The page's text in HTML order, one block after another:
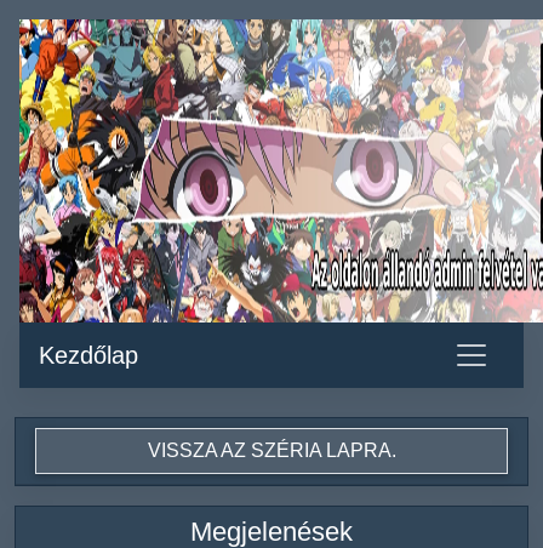
Kezdőlap
VISSZA AZ SZÉRIA LAPRA.
Megjelenések